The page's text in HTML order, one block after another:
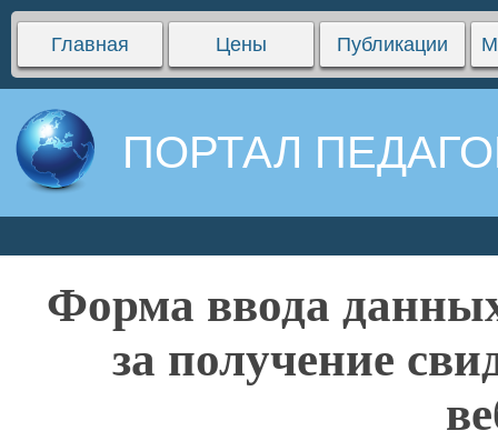
Главная Цены Публикации
ПОРТАЛ
Форма ввода
за получение